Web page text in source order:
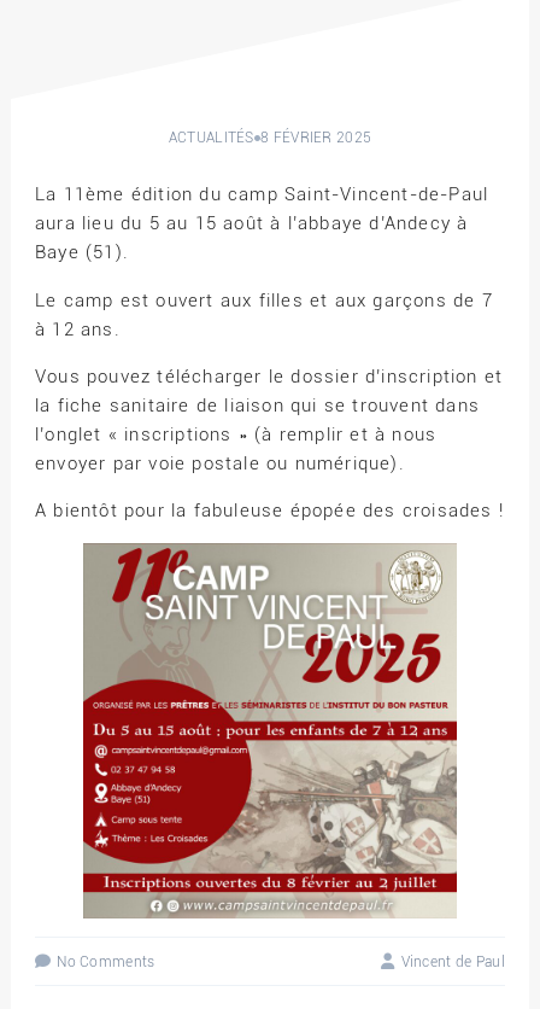
ACTUALITÉS 8 FÉVRIER 2025
La 11ème édition du camp Saint-Vincent-de-Paul
aura lieu du 5 au 15 août à l’abbaye d’Andecy à
Baye (51).
Le camp est ouvert aux filles et aux garçons de 7
à 12 ans.
Vous pouvez télécharger le dossier d’inscription et
la fiche sanitaire de liaison qui se trouvent dans
l’onglet « inscriptions » (à remplir et à nous
envoyer par voie postale ou numérique).
A bientôt pour la fabuleuse épopée des croisades !
No Comments Vincent de Paul